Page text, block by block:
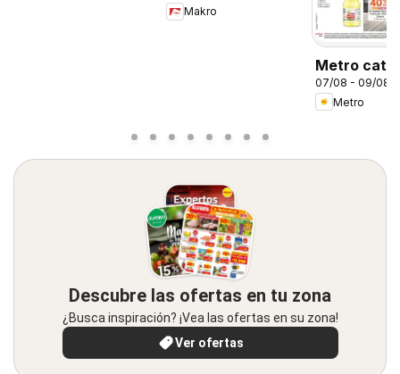
Makro
Metro
07/08 - 09/08/
Metro
Descubre las ofertas en tu zona
¿Busca inspiración? ¡Vea las ofertas en su zona!
Ver ofertas